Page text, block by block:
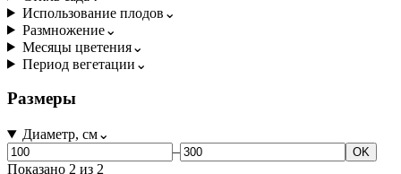
Использование плодов ⌄
Размножение⌄
Месяцы цветения⌄
Период вегетации ⌄
Размеры
Диаметр, см⌄
–
OK
Показано 2 из 2